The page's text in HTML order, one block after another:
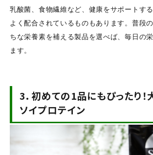
乳酸菌、食物繊維など、健康をサポートす
よく配合されているものもあります。普段
ちな栄養素を補える製品を選べば、毎日の
ます。
3. 初めての1品にもぴったり
ソイプロテイン